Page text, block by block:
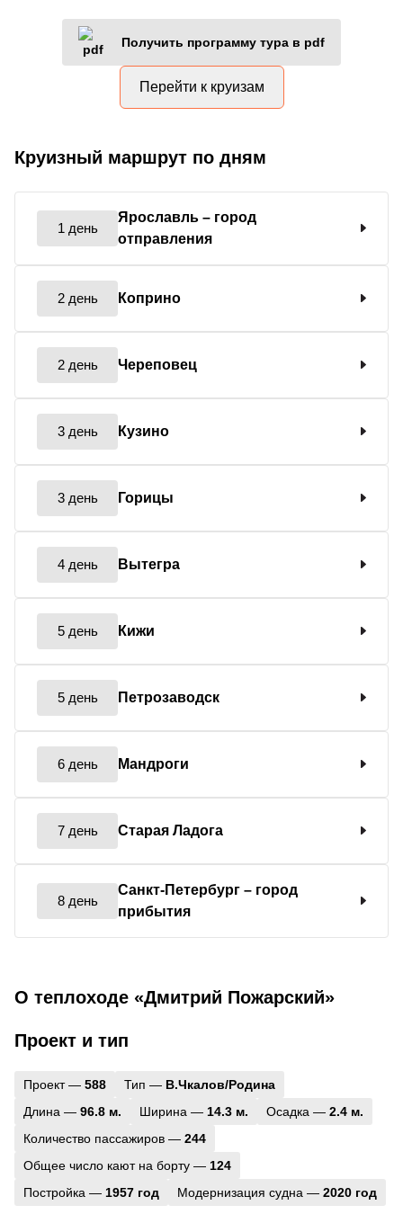
Получить программу тура в pdf
Перейти к круизам
Круизный маршрут по дням
1 день
Ярославль – город
отправления
2 день Коприно
2 день Череповец
3 день Кузино
3 день Горицы
4 день Вытегра
5 день Кижи
5 день Петрозаводск
6 день Мандроги
7 день Старая Ладога
8 день
Санкт-Петербург – город
прибытия
О теплоходе «Дмитрий Пожарский»
Проект и тип
Проект — 588 Тип — В.Чкалов/Родина
Длина — 96.8 м. Ширина — 14.3 м. Осадка — 2.4 м.
Количество пассажиров — 244
Общее число кают на борту — 124
Постройка — 1957 год Модернизация судна — 2020 год